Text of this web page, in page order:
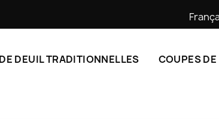
DEUIL TRADITIONNELLES COUPES